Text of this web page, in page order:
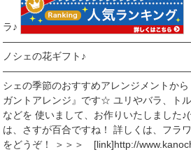
ラ♪
ノシェの花ギフト♪
シェの季節のおすすめアレンジメントか
ガントアレンジ』です☆ ユリやバラ、ト
などを 使いまして、お作りいたしました
は、さすが百合ですね！ 詳しくは、フラ
をどうぞ！ ＞＞＞ [link]http://